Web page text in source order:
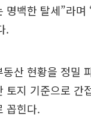
명백한 탈세”라
.
산 현황을 정밀
토지 기준으로 간
꼽힌다.